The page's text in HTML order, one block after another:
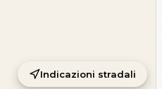
Indicazioni stradali